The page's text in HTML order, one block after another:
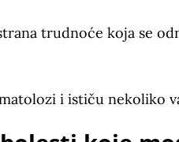
trudnoće koja se
i ističu nekoliko